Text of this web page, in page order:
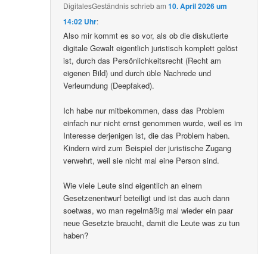
DigitalesGeständnisschriebam10. April 2026 um
14:02 Uhr:
Also mir kommt es so vor, als ob die diskutierte
digitale Gewalt eigentlich juristisch komplett gelöst
ist, durch das Persönlichkeitsrecht (Recht am
eigenen Bild) und durch üble Nachrede und
Verleumdung (Deepfaked).
Ich habe nur mitbekommen, dass das Problem
einfach nur nicht ernst genommen wurde, weil es im
Interesse derjenigen ist, die das Problem haben.
Kindern wird zum Beispiel der juristische Zugang
verwehrt, weil sie nicht mal eine Person sind.
Wie viele Leute sind eigentlich an einem
Gesetzenentwurf beteiligt und ist das auch dann
soetwas, wo man regelmäßig mal wieder ein paar
neue Gesetzte braucht, damit die Leute was zu tun
haben?